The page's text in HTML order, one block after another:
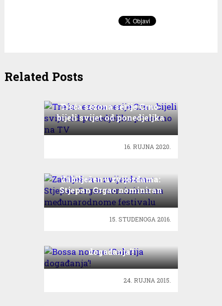
Related Posts
Treća sezona serije Crno-
bijeli svijet od ponedjeljka
ponovno na TV
16. RUJNA 2020.
Zabilježen u zvijezdama:
Stjepan Grgac nominiran
na međunarodnome
15. STUDENOGA 2016.
događanja’!
24. RUJNA 2015.